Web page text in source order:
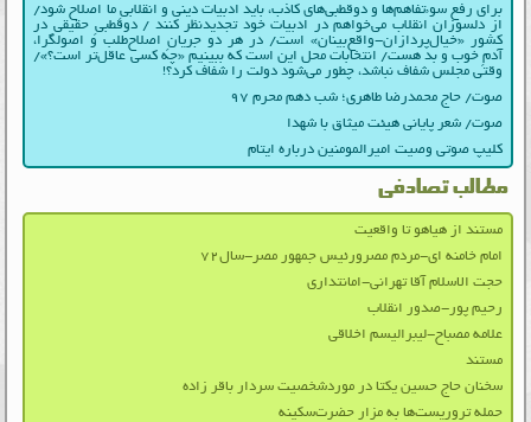
برای رفع سوءتفاهم‌ها و دوقطبی‌های کاذب، باید ادبیات دینی و انقلابیِ ما اصلاح شود/
از دلسوزان انقلاب می‌خواهم در ادبیات‌ خود تجدیدنظر کنند / دوقطبیِ حقیقی در
کشور «خیال‌پردازان-واقع‌بینان» است/ در هر دو جریانِ اصلاح‌طلب و اصولگرا،
آدمِ خوب و بد هست/ انتخابات محل این است که ببینیم «چه کسی عاقل‌تر است؟»/
وقتی مجلس شفاف نباشد، چطور می‌شود دولت را شفاف کرد؟!
صوت/ حاج محمدرضا طاهری؛ شب دهم محرم ۹۷
صوت/ شعر پایانی هیئت میثاق با شهدا
کلیپ صوتی وصیت امیرالمومنین درباره ایتام
مطالب تصادفی
مستند از هیاهو تا واقعیت
امام خامنه ای-مردم مصرورئیس جمهور مصر-سال۷۲
حجت الاسلام آقا تهرانی-امانتداری
رحیم پور-صدور انقلاب
علامه مصباح-لیبرالیسم اخلاقی
مستند
سخنان حاج حسین یکتا در موردشخصیت سردار باقر زاده
حمله‌ تروریست‌ها به مزار حضرت‌سکینه